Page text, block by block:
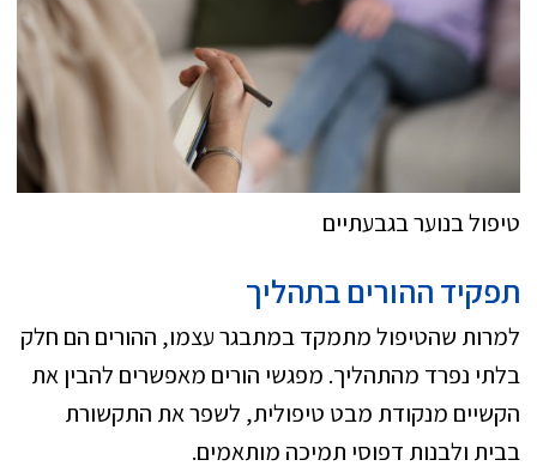
טיפול בנוער בגבעתיים
תפקיד ההורים בתהליך
למרות שהטיפול מתמקד במתבגר עצמו, ההורים הם חלק
בלתי נפרד מהתהליך. מפגשי הורים מאפשרים להבין את
הקשיים מנקודת מבט טיפולית, לשפר את התקשורת
בבית ולבנות דפוסי תמיכה מותאמים.